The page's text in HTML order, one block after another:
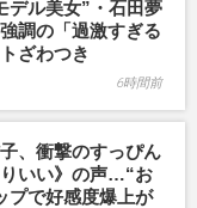
デル美女”・石田夢
調の「過激すぎる
ざわつき
6時間前
、衝撃のすっぴん
いい》の声…“お
プで好感度爆上が